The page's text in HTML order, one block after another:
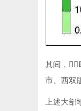
其间，
市、西双
上述大